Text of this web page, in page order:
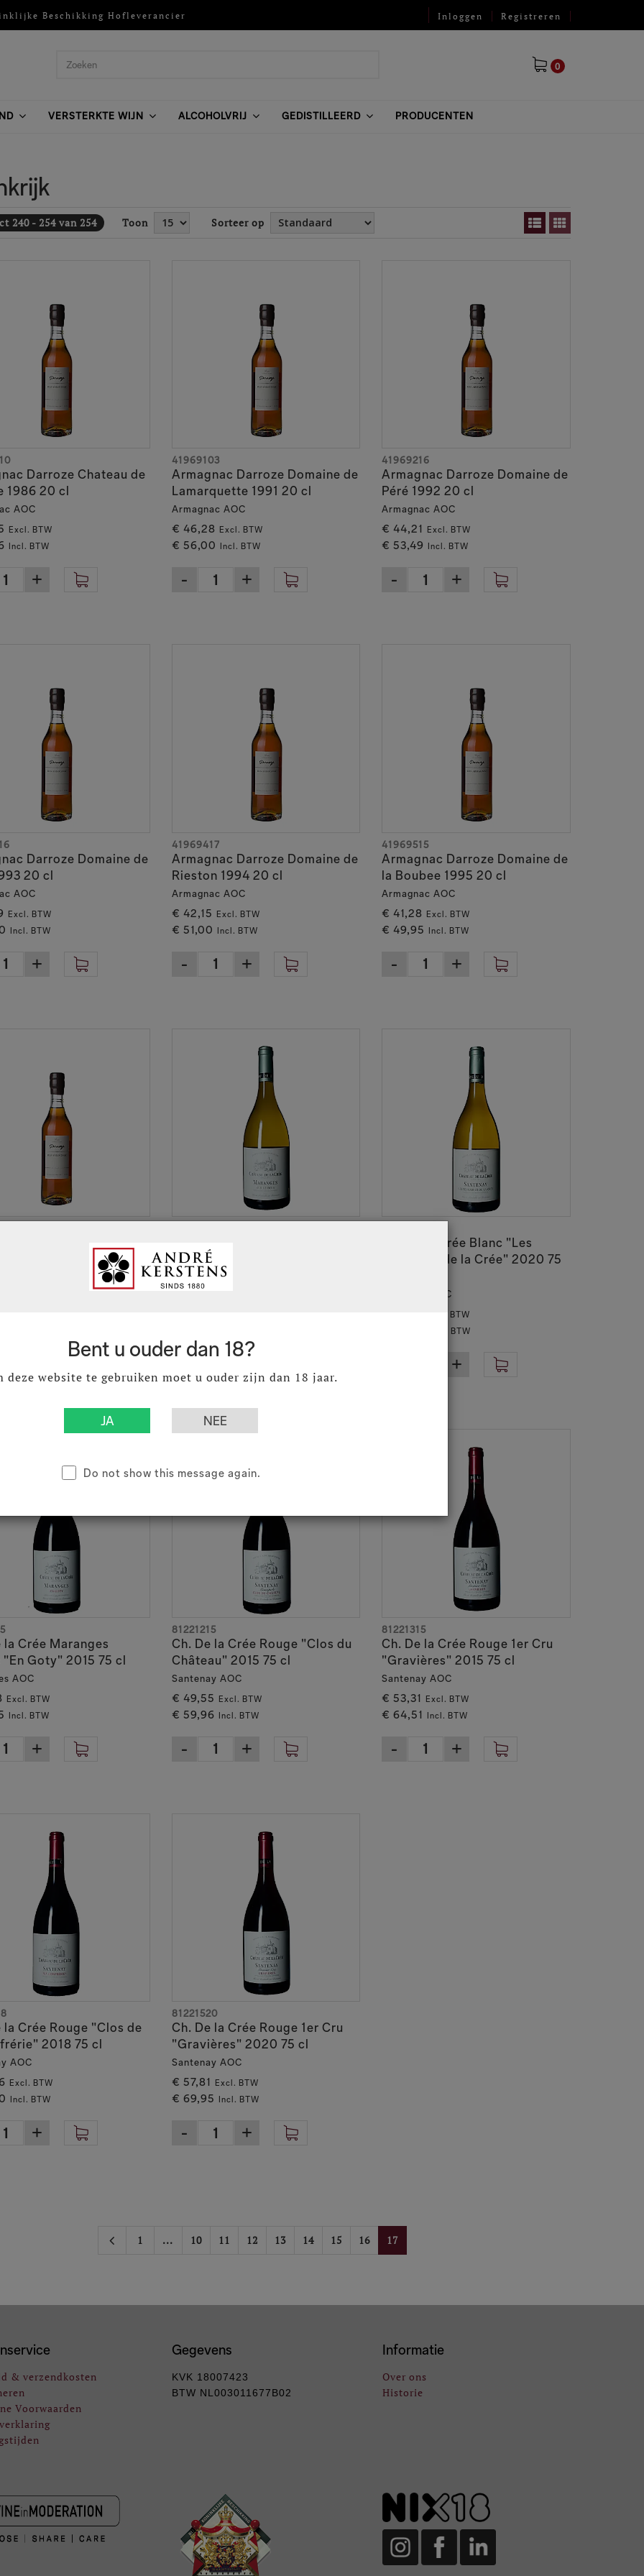
Bent u ouder dan 18?
deze website te gebruiken moet u ouder zijn dan 18 jaar.
Do not show this message again.
Beschikking Hofleverancier Inloggen Registreren
0
VERSTERKTE WIJN ALCOHOLVRIJ GEDISTILLEERD PRODUCENTEN
240 - 254 van 254 Toon Sorteer op
Darroze Chateau de
1986 20 cl
AOC
Excl. BTW
Incl. BTW
Armagnac Darroze Domaine de
Lamarquette 1991 20 cl
Armagnac AOC
€ 46,28 Excl. BTW
€ 56,00 Incl. BTW
41969103
Armagnac Darroze Domaine de
Péré 1992 20 cl
Armagnac AOC
€ 44,21 Excl. BTW
€ 53,49 Incl. BTW
41969216
Darroze Domaine de
20 cl
AOC
Excl. BTW
Incl. BTW
Armagnac Darroze Domaine de
Rieston 1994 20 cl
Armagnac AOC
€ 42,15 Excl. BTW
€ 51,00 Incl. BTW
41969417
Armagnac Darroze Domaine de
la Boubee 1995 20 cl
Armagnac AOC
€ 41,28 Excl. BTW
€ 49,95 Incl. BTW
41969515
"Sur le Bois" 2019 75 cl
Maranges AOC
Ch. De la Crée Blanc "Les
Terrasses de la Crée" 2020 75
Santenay AOC
Excl. BTW
Incl. BTW
la Crée Maranges
"En Goty" 2015 75 cl
AOC
Excl. BTW
Incl. BTW
Ch. De la Crée Rouge "Clos du
Château" 2015 75 cl
Santenay AOC
€ 49,55 Excl. BTW
€ 59,96 Incl. BTW
81221215
Ch. De la Crée Rouge 1er Cru
"Gravières" 2015 75 cl
Santenay AOC
€ 53,31 Excl. BTW
€ 64,51 Incl. BTW
81221315
la Crée Rouge "Clos de
2018 75 cl
AOC
Excl. BTW
Incl. BTW
Ch. De la Crée Rouge 1er Cru
"Gravières" 2020 75 cl
Santenay AOC
€ 57,81 Excl. BTW
€ 69,95 Incl. BTW
81221520
1 ... 10 11 12 13 14 15 16 17
& verzendkosten
Voorwaarden
Gegevens
KVK 18007423
BTW NL003011677B02
Informatie
Over ons
Historie